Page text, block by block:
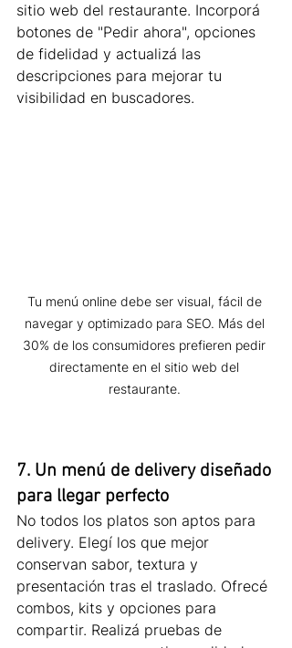
sitio web del restaurante. Incorporá
botones de "Pedir ahora", opciones
de fidelidad y actualizá las
descripciones para mejorar tu
visibilidad en buscadores.
Tu menú online debe ser visual, fácil de
navegar y optimizado para SEO. Más del
30% de los consumidores prefieren pedir
directamente en el sitio web del
restaurante.
7. Un menú de delivery diseñado
para llegar perfecto
No todos los platos son aptos para
delivery. Elegí los que mejor
conservan sabor, textura y
presentación tras el traslado. Ofrecé
combos, kits y opciones para
compartir. Realizá pruebas de